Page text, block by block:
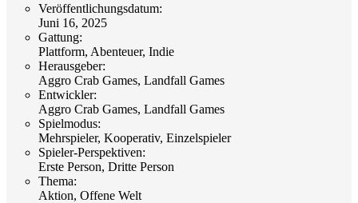
Veröffentlichungsdatum:
Juni 16, 2025
Gattung:
Plattform, Abenteuer, Indie
Herausgeber:
Aggro Crab Games, Landfall Games
Entwickler:
Aggro Crab Games, Landfall Games
Spielmodus:
Mehrspieler, Kooperativ, Einzelspieler
Spieler-Perspektiven:
Erste Person, Dritte Person
Thema:
Aktion, Offene Welt